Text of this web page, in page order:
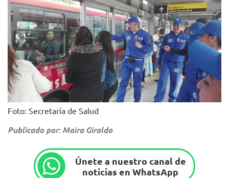
Foto: Secretaría de Salud
Publicado por: Maira Giraldo
Únete a nuestro canal de
noticias en WhatsApp